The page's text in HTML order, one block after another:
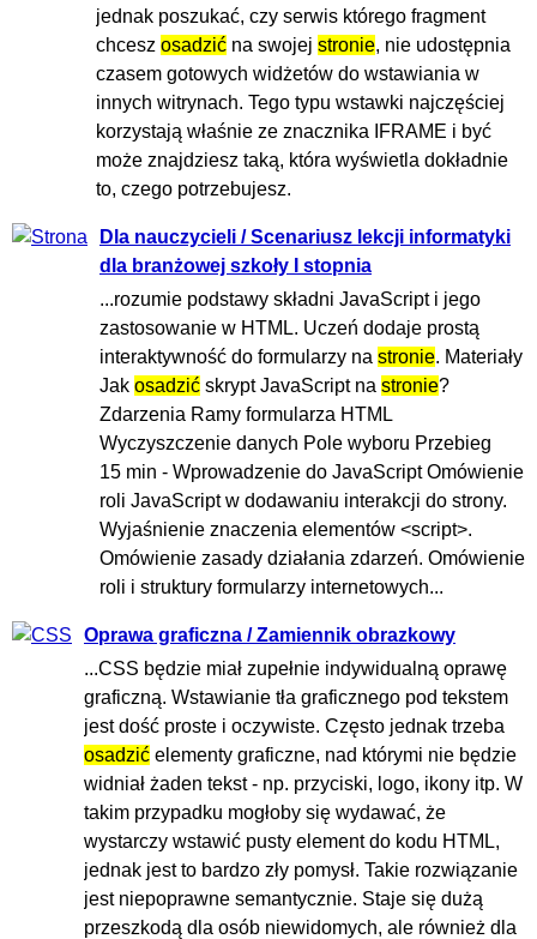
jednak poszukać, czy serwis którego fragment
chcesz osadzić na swojej stronie, nie udostępnia
czasem gotowych widżetów do wstawiania w
innych witrynach. Tego typu wstawki najczęściej
korzystają właśnie ze znacznika IFRAME i być
może znajdziesz taką, która wyświetla dokładnie
to, czego potrzebujesz.
Dla nauczycieli / Scenariusz lekcji informatyki
dla branżowej szkoły I stopnia
...rozumie podstawy składni JavaScript i jego
zastosowanie w HTML. Uczeń dodaje prostą
interaktywność do formularzy na stronie. Materiały
Jak osadzić skrypt JavaScript na stronie?
Zdarzenia Ramy formularza HTML
Wyczyszczenie danych Pole wyboru Przebieg
15 min - Wprowadzenie do JavaScript Omówienie
roli JavaScript w dodawaniu interakcji do strony.
Wyjaśnienie znaczenia elementów <script>.
Omówienie zasady działania zdarzeń. Omówienie
roli i struktury formularzy internetowych...
Oprawa graficzna / Zamiennik obrazkowy
...CSS będzie miał zupełnie indywidualną oprawę
graficzną. Wstawianie tła graficznego pod tekstem
jest dość proste i oczywiste. Często jednak trzeba
osadzić elementy graficzne, nad którymi nie będzie
widniał żaden tekst - np. przyciski, logo, ikony itp. W
takim przypadku mogłoby się wydawać, że
wystarczy wstawić pusty element do kodu HTML,
jednak jest to bardzo zły pomysł. Takie rozwiązanie
jest niepoprawne semantycznie. Staje się dużą
przeszkodą dla osób niewidomych, ale również dla